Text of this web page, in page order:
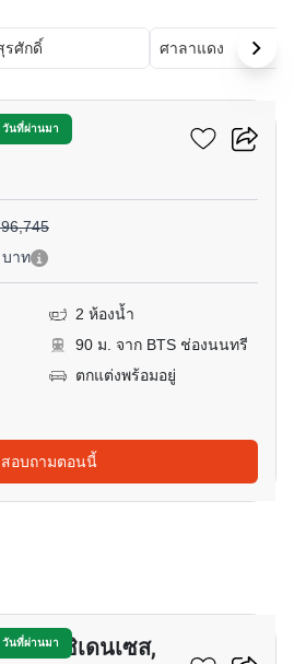
รศักดิ์ ศาลาแดง
วันที่ผ่านมา
เนียม
บาท
2 ห้องน้ำ
90 ม. จาก BTS ช่องนนทรี
ตกแต่งพร้อมอยู่
สอบถามตอนนี้
วันที่ผ่านมา
เรสซิเดนเซส,